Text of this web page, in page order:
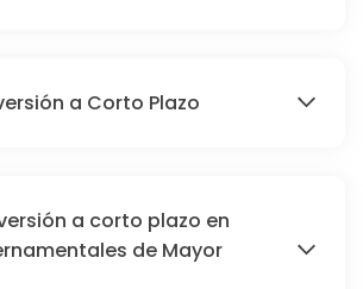
a Corto Plazo
a corto plazo en
de Mayor